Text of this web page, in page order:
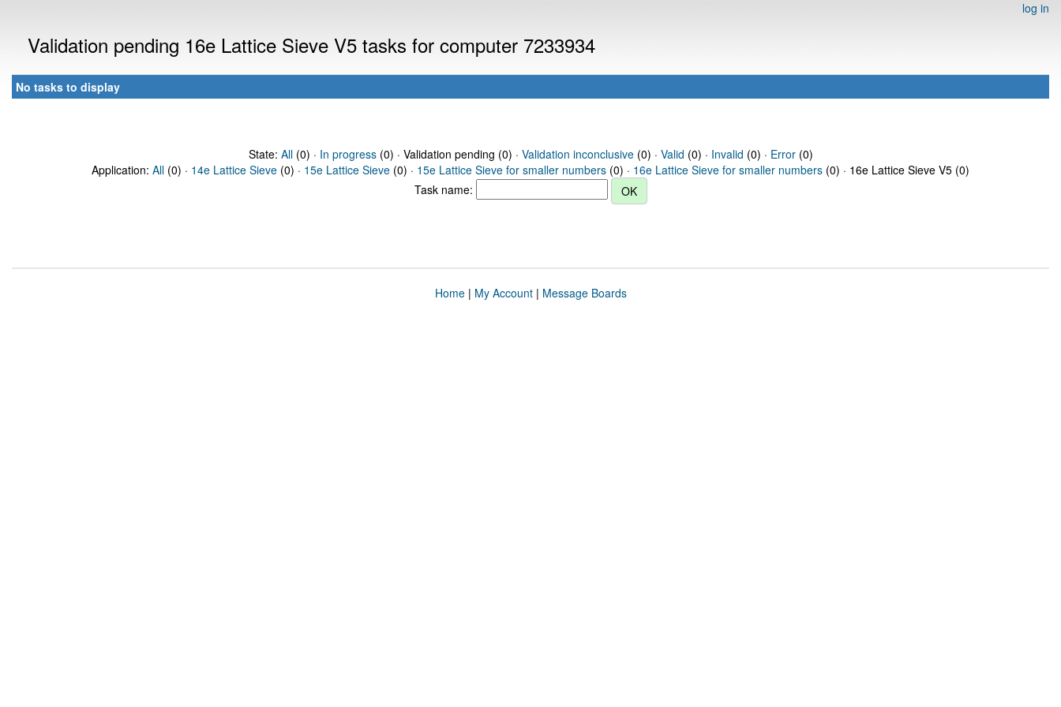
log in
Validation pending 16e Lattice Sieve V5 tasks for computer 7233934
No tasks to display
State: All(0) · In progress(0) · Validation pending (0) · Validation inconclusive(0) · Valid (0) · Invalid (0) · Error(0)
Application: All (0) · 14e Lattice Sieve (0) · 15e Lattice Sieve (0) · 15e Lattice Sieve for smaller numbers (0) · 16e Lattice Sieve for smaller numbers (0) · 16e Lattice Sieve V5 (0)
Task name:
Home| My Account| Message Boards